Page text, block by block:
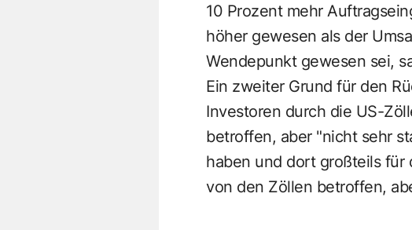
10 Prozent mehr
höher gewesen als der
Wendepunkt gewesen sei,
Ein zweiter Grund für den
Investoren durch die US-
betroffen, aber "nicht sehr
haben und dort großteils für
von den Zöllen betroffen,